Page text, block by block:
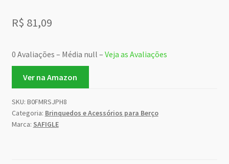
R$ 81,09
0 Avaliações – Média null – Veja as Avaliações
Ver na Amazon
SKU: B0FMRSJPH8
Categoria: Brinquedos e Acessórios para Berço
Marca: SAFIGLE